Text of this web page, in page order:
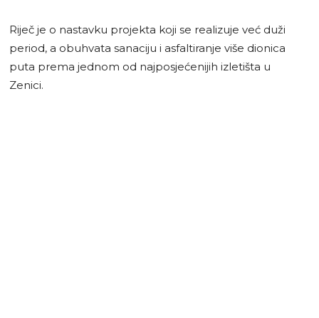
Riječ je o nastavku projekta koji se realizuje već duži
period, a obuhvata sanaciju i asfaltiranje više dionica
puta prema jednom od najposjećenijih izletišta u
Zenici.